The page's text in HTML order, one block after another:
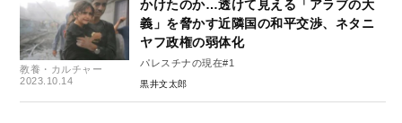
教養・カルチャー
2023.10.14
かけたのか…透けて見える「アラブの大
義」を脅かす近隣国の和平交渉、ネタニ
ヤフ政権の弱体化
パレスチナの現在#1
黒井文太郎